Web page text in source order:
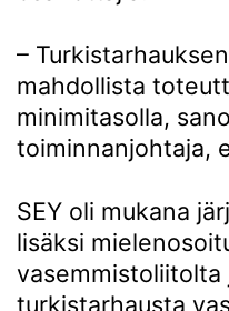
–
mahdollista
minimitasolla,
toiminnanjohtaja,
SEY oli mukana
lisäksi
vasemmistoliitolta
turkistarhausta